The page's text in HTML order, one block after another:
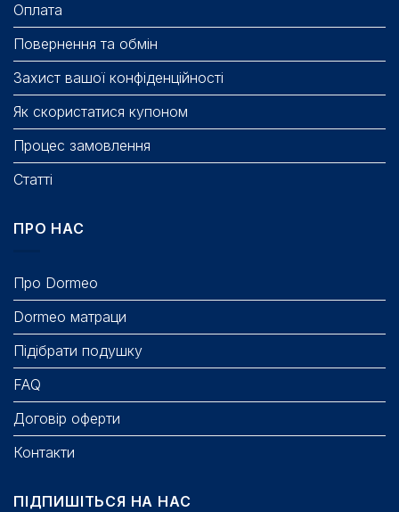
Оплата
Повернення та обмін
Захист вашої конфіденційності
Як скористатися купоном
Процес замовлення
Статті
ПРО НАС
Про Dormeo
Dormeo матраци
Підібрати подушку
FAQ
Договір оферти
Контакти
ПІДПИШІТЬСЯ НА НАС